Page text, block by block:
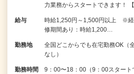
⼒業務からスタートできます！
給与
時給1,250円～1,500円以上 ※経
修期間あり：時給1,200…
勤務地
全国どこからでも在宅勤務OK（
なし）
勤務時間
9：00〜18：00（9：00スター